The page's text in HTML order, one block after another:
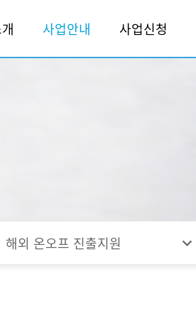
사업안내 사업신청
해외 온오프 진출지원 expand_more